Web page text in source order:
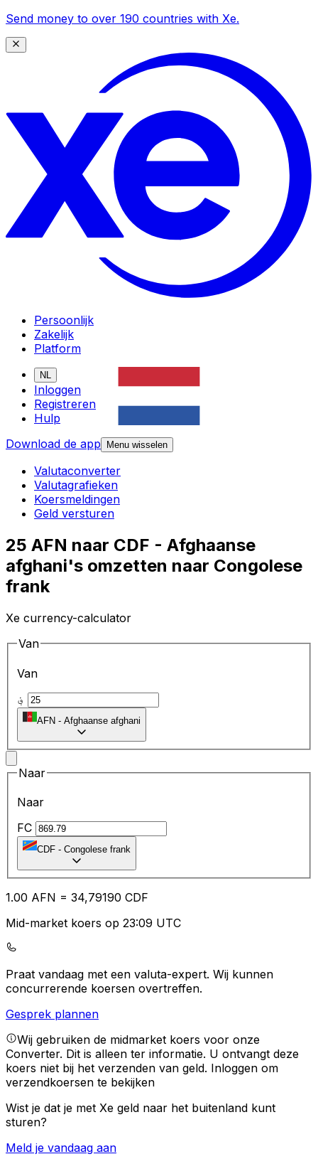
Send money to over 190 countries with Xe.
Persoonlijk
Zakelijk
Platform
NL
Inloggen
Registreren
Hulp
Download de app
Menu wisselen
Valutaconverter
Valutagrafieken
Koersmeldingen
Geld versturen
25 AFN naar CDF - Afghaanse
afghani's omzetten naar Congolese
frank
Xe currency-calculator
Van
Van
AFN - Afghaanse afghani
Naar
Naar
FC
CDF - Congolese frank
1.00 AFN = 34,79190 CDF
Mid-market koers op 23:09 UTC
Praat vandaag met een valuta-expert. Wij kunnen
concurrerende koersen overtreffen.
Gesprek plannen
Wij gebruiken de midmarket koers voor onze
Converter. Dit is alleen ter informatie. U ontvangt deze
koers niet bij het verzenden van geld. Inloggen om
verzendkoersen te bekijken
Wist je dat je met Xe geld naar het buitenland kunt
sturen?
Meld je vandaag aan